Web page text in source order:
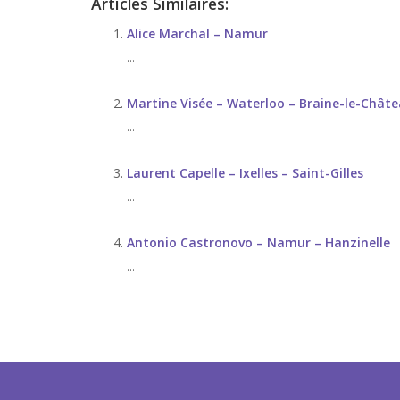
Alice Marchal – Namur
...
Martine Visée – Waterloo – Braine-le-
...
Laurent Capelle – Ixelles – Saint-Gilles
...
Antonio Castronovo – Namur – Hanzinelle
...